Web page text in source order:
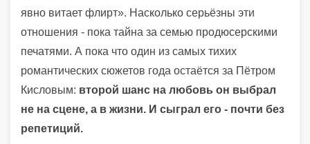
явно витает флирт». Насколько серьёзны эти
отношения - пока тайна за семью продюсерскими
печатями. А пока что один из самых тихих
романтических сюжетов года остаётся за Пётром
Кисловым: второй шанс на любовь он выбрал
не на сцене, а в жизни. И сыграл его - почти без
репетиций.